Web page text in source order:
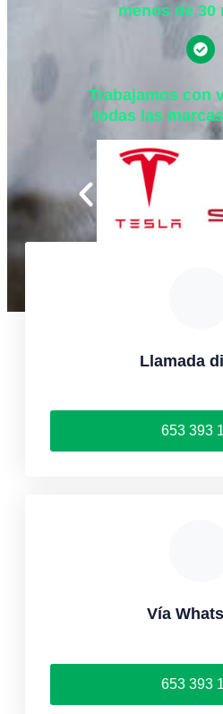
menos de 30
Trabajamos con
todas las
Llamada
653 393
Vía
653 393